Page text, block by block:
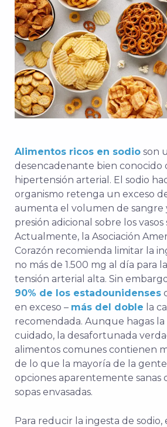
Alimentos ricos en sodio son
desencadenante bien conocido
hipertensión arterial. El sodio
organismo retenga un exceso
aumenta el volumen de sangre
presión adicional sobre los
Actualmente, la Asociación
Corazón recomienda limitar la
no más de 1.500 mg al día para
tensión arterial alta. Sin
90% de los estadounidenses
en exceso – más del doble la
recomendada. Aunque hagas
cuidado, la desafortunada
alimentos comunes contienen
de lo que la mayoría de la
opciones aparentemente sanas
sopas envasadas.
Para reducir la ingesta de sodio,